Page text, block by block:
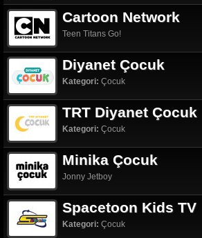
Cartoon Network
Teen Titans Go!
Diyanet Çocuk
Kategori: Çocuk
TRT Diyanet Çocuk
Kategori: Çocuk
Minika Çocuk
Jonny Jetboy
Spacetoon Kids TV
Kategori: Çocuk